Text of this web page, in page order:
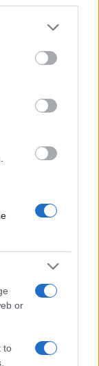
more Google
may click to
party tags to
below Google
or
to
τους
πρώτα
για
που